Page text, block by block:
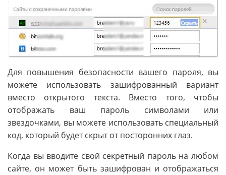
Для повышения безопасности вашего пароля, вы
можете использовать зашифрованный вариант
вместо открытого текста. Вместо того, чтобы
отображать ваш пароль символами или
звездочками, вы можете использовать специальный
код, который будет скрыт от посторонних глаз.
Когда вы вводите свой секретный пароль на любом
сайте, он может быть зашифрован и отображаться